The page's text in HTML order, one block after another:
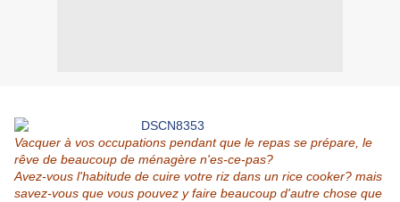
Vacquer à vos occupations pendant que le repas se prépare, le
rêve de beaucoup de ménagère n'es-ce-pas?
Avez-vous l'habitude de cuire votre riz dans un rice cooker? mais
savez-vous que vous pouvez y faire beaucoup d'autre chose que